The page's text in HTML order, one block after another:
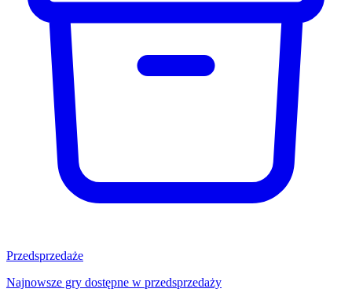
Przedsprzedaże
Najnowsze gry dostępne w przedsprzedaży